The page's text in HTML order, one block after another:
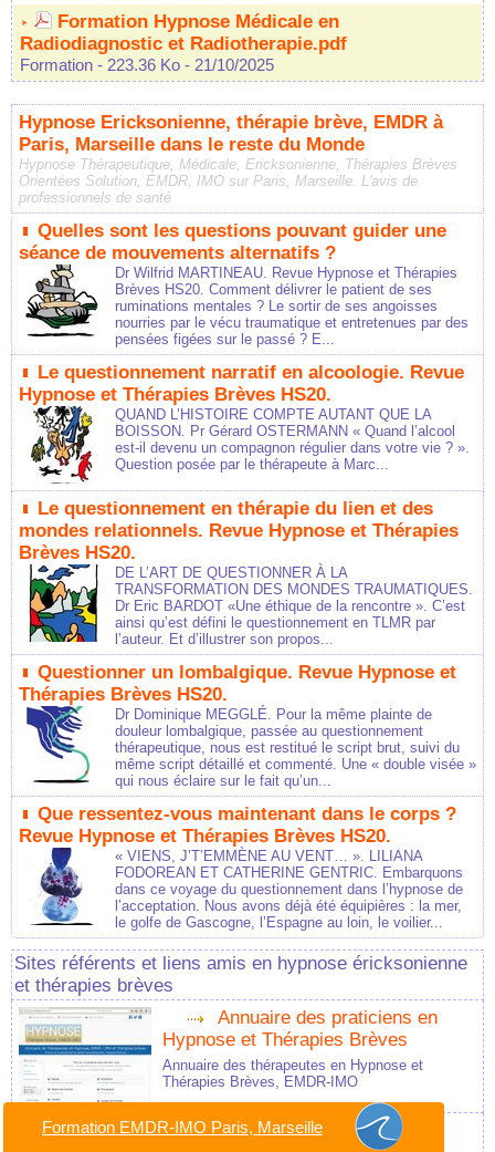
Formation Hypnose Médicale en
Radiodiagnostic et Radiotherapie.pdf
Formation - 223.36 Ko - 21/10/2025
Hypnose Ericksonienne, thérapie brève, EMDR à
Paris, Marseille dans le reste du Monde
Hypnose Thérapeutique, Médicale, Ericksonienne, Thérapies Brèves
Orientées Solution, EMDR, IMO sur Paris, Marseille. L'avis de
professionnels de santé
Quelles sont les questions pouvant guider une
séance de mouvements alternatifs ?
Dr Wilfrid MARTINEAU. Revue Hypnose et Thérapies
Brèves HS20. Comment délivrer le patient de ses
ruminations mentales ? Le sortir de ses angoisses
nourries par le vécu traumatique et entretenues par des
pensées figées sur le passé ? E...
Le questionnement narratif en alcoologie. Revue
Hypnose et Thérapies Brèves HS20.
QUAND L’HISTOIRE COMPTE AUTANT QUE LA
BOISSON. Pr Gérard OSTERMANN « Quand l’alcool
est-il devenu un compagnon régulier dans votre vie ? ».
Question posée par le thérapeute à Marc...
Le questionnement en thérapie du lien et des
mondes relationnels. Revue Hypnose et Thérapies
Brèves HS20.
DE L’ART DE QUESTIONNER À LA
TRANSFORMATION DES MONDES TRAUMATIQUES.
Dr Eric BARDOT «Une éthique de la rencontre ». C’est
ainsi qu’est défini le questionnement en TLMR par
l’auteur. Et d’illustrer son propos...
Questionner un lombalgique. Revue Hypnose et
Thérapies Brèves HS20.
Dr Dominique MEGGLÉ. Pour la même plainte de
douleur lombalgique, passée au questionnement
thérapeutique, nous est restitué le script brut, suivi du
même script détaillé et commenté. Une « double visée »
qui nous éclaire sur le fait qu’un...
Que ressentez-vous maintenant dans le corps ?
Revue Hypnose et Thérapies Brèves HS20.
« VIENS, J’T’EMMÈNE AU VENT… ». LILIANA
FODOREAN ET CATHERINE GENTRIC. Embarquons
dans ce voyage du questionnement dans l’hypnose de
l’acceptation. Nous avons déjà été équipières : la mer,
le golfe de Gascogne, l’Espagne au loin, le voilier...
Sites référents et liens amis en hypnose éricksonienne
et thérapies brèves
Annuaire des praticiens en
Hypnose et Thérapies Brèves
Annuaire des thérapeutes en Hypnose et
Thérapies Brèves, EMDR-IMO
Cabinet d'Hypnose, EMDR-
Formation EMDR-IMO Paris, Marseille